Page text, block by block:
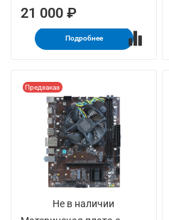
21 000 ₽
Подробнее
Не в наличии
Предзаказ